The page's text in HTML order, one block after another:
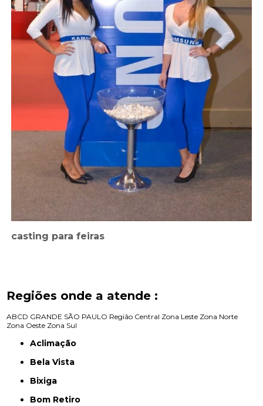
casting para feiras
Regiões onde a atende :
ABCD GRANDE SÃO PAULO Região Central Zona Leste Zona Norte
Zona Oeste Zona Sul
Aclimação
Bela Vista
Bixiga
Bom Retiro